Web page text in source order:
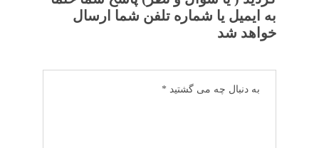
به ایمیل یا شماره تلفن شما ارسال
خواهد شد